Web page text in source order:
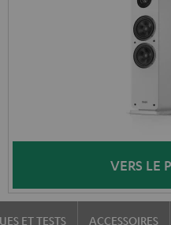
VERS LE
ET TESTS ACCESSOIRES